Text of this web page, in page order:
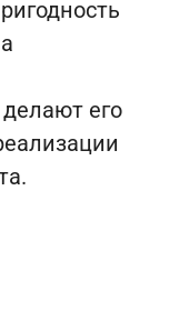
его